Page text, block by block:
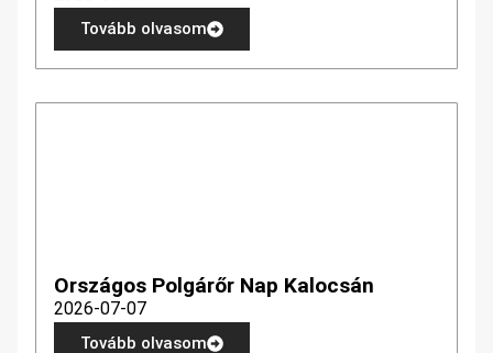
Tovább olvasom
Országos Polgárőr Nap Kalocsán
2026-07-07
Tovább olvasom